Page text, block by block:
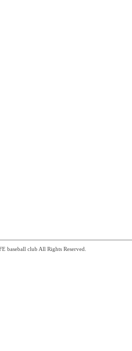
baseball club All Rights Reserved.